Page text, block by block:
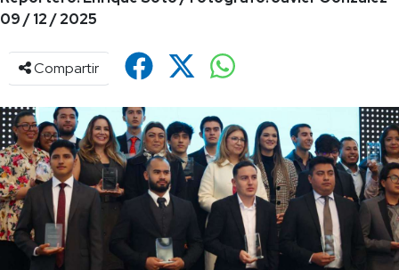
09 / 12 / 2025
Compartir